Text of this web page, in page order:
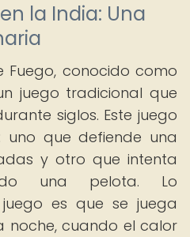
la India: Una
Fuego, conocido como
juego tradicional que
siglos. Este juego
uno que defiende una
y otro que intenta
una pelota. Lo
es que se juega
noche, cuando el calor